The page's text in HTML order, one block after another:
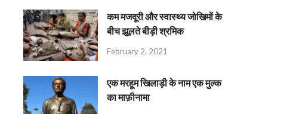
कम मजदूरी और स्वास्थ्य जोखिमों के
बीच झूलते बीड़ी श्रमिक
February 2, 2021
एक मरहूम खिलाड़ी के नाम एक मुल्क
का माफ़ीनामा